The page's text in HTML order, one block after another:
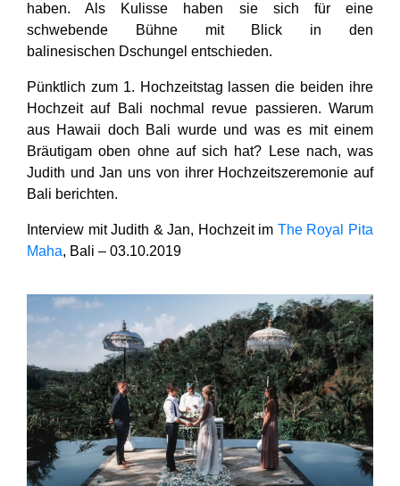
haben. Als Kulisse haben sie sich für eine
schwebende Bühne mit Blick in den
balinesischen Dschungel entschieden.
Pünktlich zum 1. Hochzeitstag lassen die beiden ihre
Hochzeit auf Bali nochmal revue passieren. Warum
aus Hawaii doch Bali wurde und was es mit einem
Bräutigam oben ohne auf sich hat? Lese nach, was
Judith und Jan uns von ihrer Hochzeitszeremonie auf
Bali berichten.
Interview mit Judith & Jan, Hochzeit im The Royal Pita
Maha, Bali – 03.10.2019